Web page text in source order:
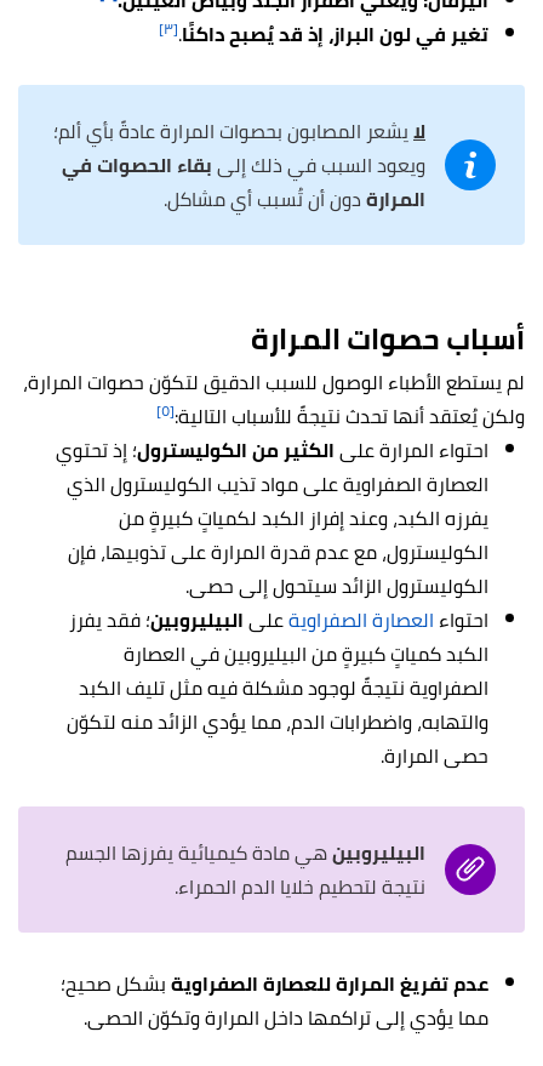
تغير في لون البراز، إذ قد يُصبح داكنًا.[٣]
لايشعر المصابون بحصوات المرارة عادةً بأي ألم؛
ويعود السبب في ذلك إلىبقاء الحصوات في
المرارةدون أن تُسبب أي مشاكل.
أسباب حصوات المرارة
لم يستطع الأطباء الوصول للسبب الدقيق لتكوّن حصوات المرارة،
ولكن يُعتقد أنها تحدث نتيجةً للأسباب التالية:[٥]
احتواء المرارة علىالكثير من الكوليسترول؛ إذ تحتوي
العصارة الصفراوية على مواد تذيب الكوليسترول الذي
يفرزه الكبد، وعند إفراز الكبد لكمياتٍ كبيرةٍ من
الكوليسترول، مع عدم قدرة المرارة على تذوبيها، فإن
الكوليسترول الزائد سيتحول إلى حصى.
احتواءالعصارة الصفراويةعلىالبيليروبين؛ فقد يفرز
الكبد كمياتٍ كبيرةٍ من البيليروبين في العصارة
الصفراوية نتيجةً لوجود مشكلة فيه مثل تليف الكبد
والتهابه، واضطرابات الدم، مما يؤدي الزائد منه لتكوّن
حصى المرارة.
البيليروبينهي مادة كيميائية يفرزها الجسم
نتيجة لتحطيم خلايا الدم الحمراء.
عدم تفريغ المرارة للعصارة الصفراويةبشكل صحيح؛
مما يؤدي إلى تراكمها داخل المرارة وتكوّن الحصى.